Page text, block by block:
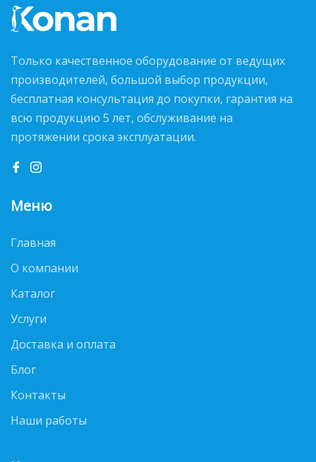
Только качественное оборудование от ведущих
производителей, большой выбор продукции,
бесплатная консультация до покупки, гарантия на
всю продукцию 5 лет, обслуживание на
протяжении срока эксплуатации.
Меню
Главная
О компании
Каталог
Услуги
Доставка и оплата
Блог
Контакты
Наши работы